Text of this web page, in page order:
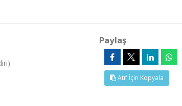
Paylaş
Atıf İçin Kopyala